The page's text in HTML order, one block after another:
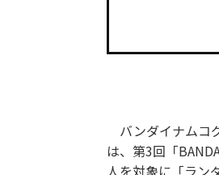
バンダイナムコ
は、第3回「
人を対象に「ラン